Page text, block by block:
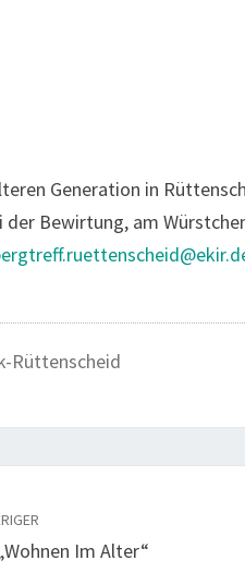
Generation in
der Bewirtung, am
Rüttenscheid
Im Alter“